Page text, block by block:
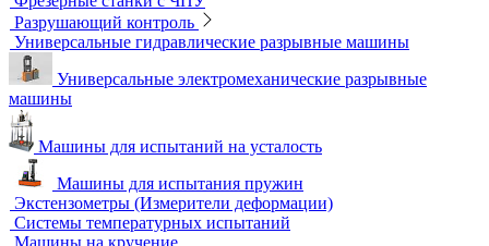
Лазерные маркировщики
Оборудование для контроля геометрии
3D-сканеры
Аксессуары для метрологического оборудования
Видеоизмерительные машины
Координатно-измерительные машины
Лазерные трекеры
Мультисенсорные и видеоизмерительные машины
Оптические измерительные машины
Приборы для измерения профиля и формы
Промышленные томографы
Фрезерные станки с ЧПУ